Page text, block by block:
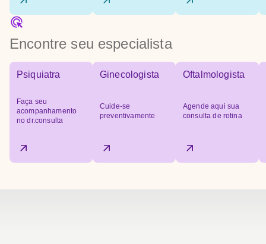
Encontre seu especialista
Psiquiatra
Faça seu
acompanhamento
no dr.consulta
Ginecologista
Cuide-se
preventivamente
Oftalmologista
Agende aqui sua
consulta de rotina